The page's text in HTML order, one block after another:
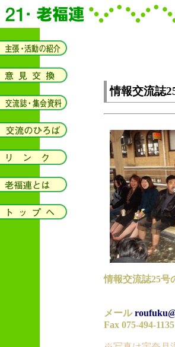
情報交流誌
情報交流誌25号
メール
Fax 075-494-1135